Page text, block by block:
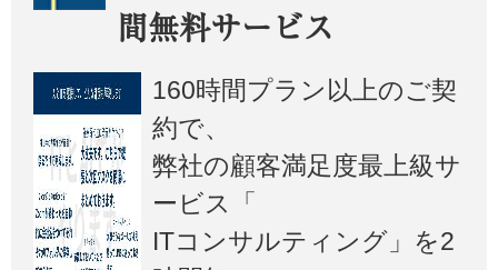
間無料サービス
160時間プラン以上のご契
約で、
弊社の顧客満足度最上級サ
ービス「
ITコンサルティング」を2